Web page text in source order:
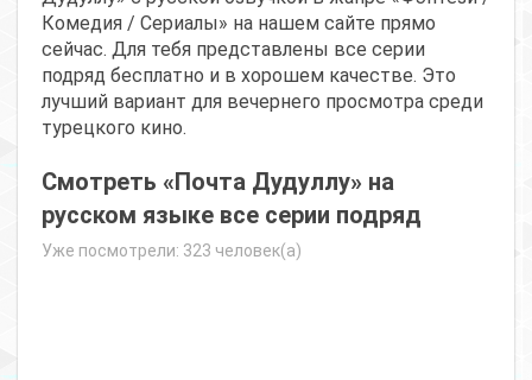
Комедия / Сериалы» на нашем сайте прямо
сейчас. Для тебя представлены все серии
подряд бесплатно и в хорошем качестве. Это
лучший вариант для вечернего просмотра среди
турецкого кино.
Смотреть «Почта Дудуллу» на
русском языке все серии подряд
Уже посмотрели: 323 человек(а)